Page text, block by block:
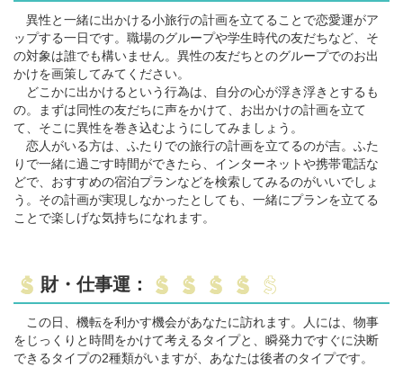
異性と一緒に出かける小旅行の計画を立てることで恋愛運がア
ップする一日です。職場のグループや学生時代の友だちなど、そ
の対象は誰でも構いません。異性の友だちとのグループでのお出
かけを画策してみてください。
どこかに出かけるという行為は、自分の心が浮き浮きとするも
の。まずは同性の友だちに声をかけて、お出かけの計画を立て
て、そこに異性を巻き込むようにしてみましょう。
恋人がいる方は、ふたりでの旅行の計画を立てるのが吉。ふた
りで一緒に過ごす時間ができたら、インターネットや携帯電話な
どで、おすすめの宿泊プランなどを検索してみるのがいいでしょ
う。その計画が実現しなかったとしても、一緒にプランを立てる
ことで楽しげな気持ちになれます。
財・仕事運：
この日、機転を利かす機会があなたに訪れます。人には、物事
をじっくりと時間をかけて考えるタイプと、瞬発力ですぐに決断
できるタイプの2種類がいますが、あなたは後者のタイプです。